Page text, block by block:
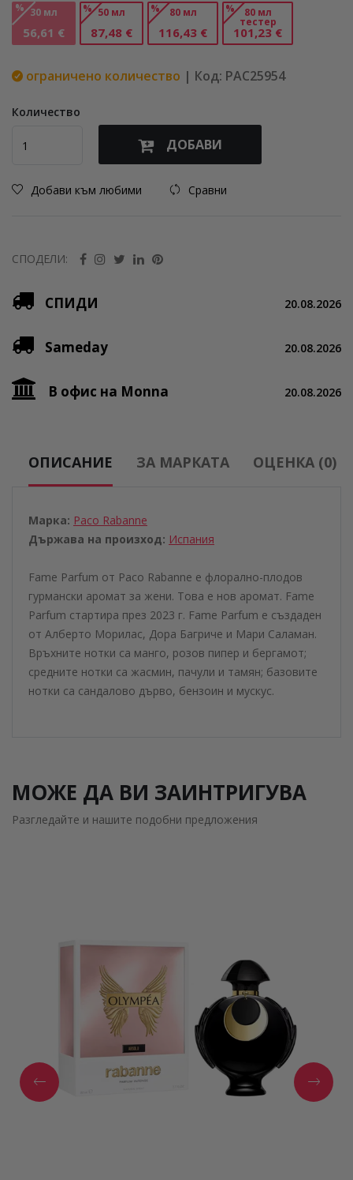
% 30 мл
56,61 €
% 50 мл
87,48 €
% 80 мл
116,43 €
% 80 мл
тестер
101,23 €
ограничено количество | Код: PAC25954
Количество
ДОБАВИ
Добави към любими Сравни
СПОДЕЛИ:
СПИДИ 20.08.2026
Sameday 20.08.2026
В офис на Monna 20.08.2026
ОПИСАНИЕ ЗА МАРКАТА ОЦЕНКА (0)
Марка: Paco Rabanne
Държава на произход: Испания
Fame Parfum от Paco Rabanne е флорално-плодов
гурмански аромат за жени. Това е нов аромат. Fame
Parfum стартира през 2023 г. Fame Parfum е създаден
от Алберто Морилас, Дора Багриче и Мари Саламан.
Връхните нотки са манго, розов пипер и бергамот;
средните нотки са жасмин, пачули и тамян; базовите
нотки са сандалово дърво, бензоин и мускус.
МОЖЕ ДА ВИ ЗАИНТРИГУВА
Разгледайте и нашите подобни предложения